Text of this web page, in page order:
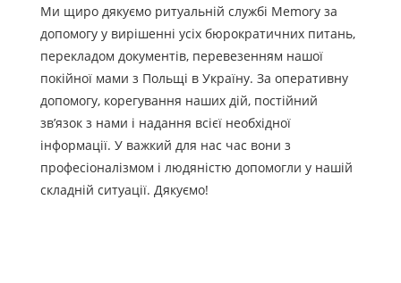
Ми щиро дякуємо ритуальній службі Memory за
допомогу у вирішенні усіх бюрократичних питань,
перекладом документів, перевезенням нашої
покійної мами з Польщі в Україну. За оперативну
допомогу, корегування наших дій, постійний
зв’язок з нами і надання всієї необхідної
інформації. У важкий для нас час вони з
професіоналізмом і людяністю допомогли у нашій
складній ситуації. Дякуємо!